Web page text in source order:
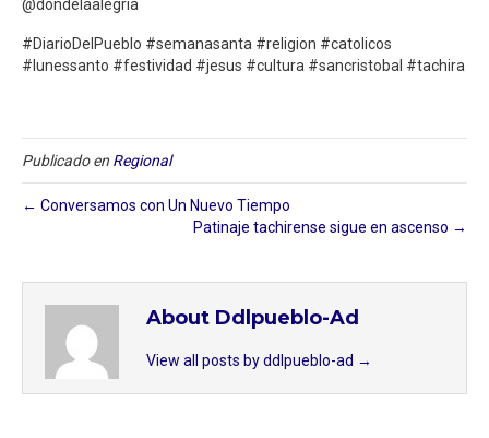
@dondelaalegria
#DiarioDelPueblo #semanasanta #religion #catolicos
#lunessanto #festividad #jesus #cultura #sancristobal #tachira
Publicado en Regional
← Conversamos con Un Nuevo Tiempo
Patinaje tachirense sigue en ascenso →
About Ddlpueblo-Ad
View all posts by ddlpueblo-ad →